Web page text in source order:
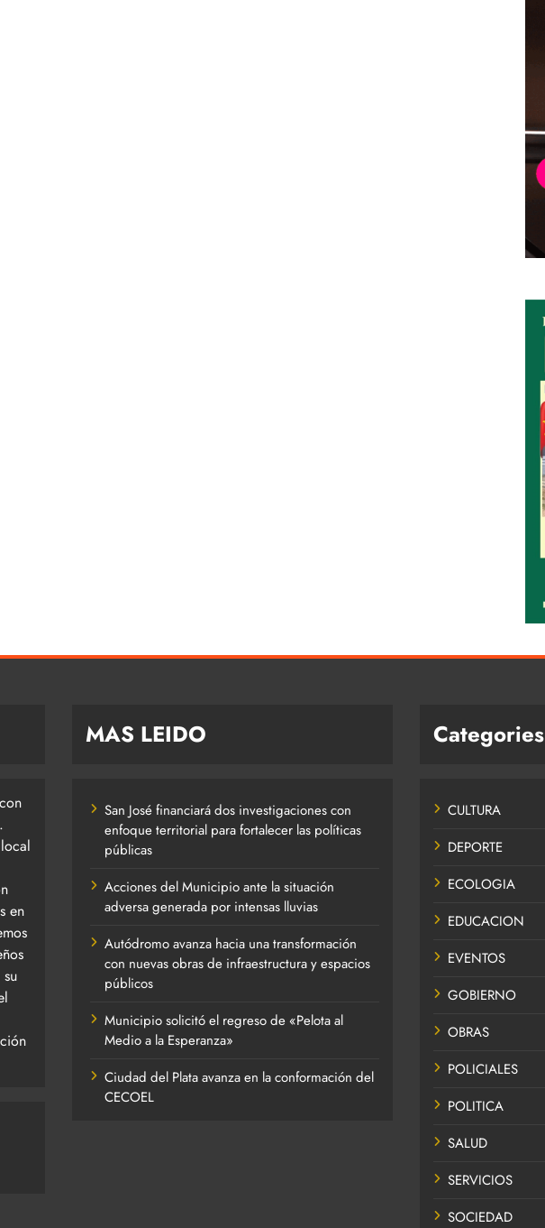
en
MAS LEIDO
San José financiará dos investigaciones con
enfoque territorial para fortalecer las políticas
públicas
Acciones del Municipio ante la situación
adversa generada por intensas lluvias
Autódromo avanza hacia una transformación
con nuevas obras de infraestructura y espacios
públicos
Municipio solicitó el regreso de «Pelota al
Medio a la Esperanza»
Ciudad del Plata avanza en la conformación del
CECOEL
Categories
CULTURA
DEPORTE
ECOLOGIA
EDUCACION
EVENTOS
GOBIERNO
OBRAS
POLICIALES
POLITICA
SALUD
SERVICIOS
SOCIEDAD